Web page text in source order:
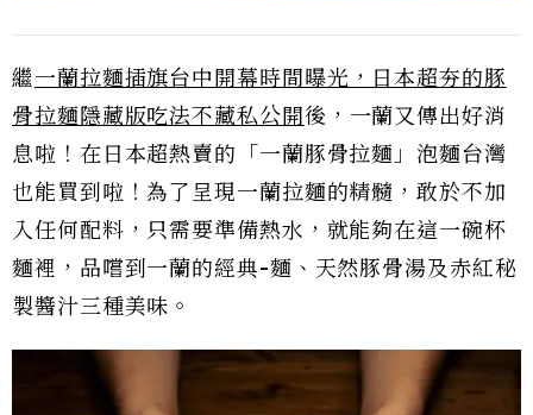
繼一蘭拉麵插旗台中開幕時間曝光，日本超夯的豚
骨拉麵隱藏版吃法不藏私公開後，一蘭又傳出好消
息啦！在日本超熱賣的「一蘭豚骨拉麵」泡麵台灣
也能買到啦！為了呈現一蘭拉麵的精髓，敢於不加
入任何配料，只需要準備熱水，就能夠在這一碗杯
麵裡，品嚐到一蘭的經典-麵、天然豚骨湯及赤紅秘
製醬汁三種美味。